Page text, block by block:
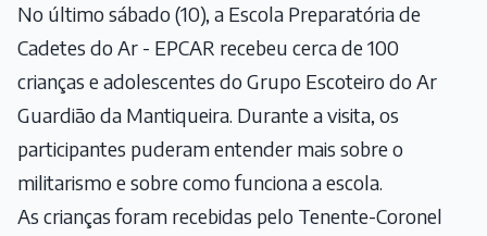
No último sábado (10), a Escola Preparatória de
Cadetes do Ar - EPCAR recebeu cerca de 100
crianças e adolescentes do Grupo Escoteiro do Ar
Guardião da Mantiqueira. Durante a visita, os
participantes puderam entender mais sobre o
militarismo e sobre como funciona a escola.
As crianças foram recebidas pelo Tenente-Coronel